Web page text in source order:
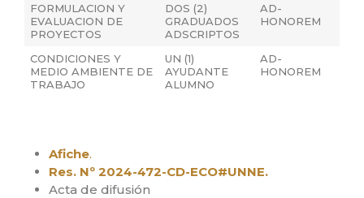
FORMULACION Y
EVALUACION DE
PROYECTOS
DOS (2)
GRADUADOS
ADSCRIPTOS
AD-
HONOREM
CONDICIONES Y
MEDIO AMBIENTE DE
TRABAJO
UN (1)
AYUDANTE
ALUMNO
AD-
HONOREM
Afiche.
Res. Nº 2024-472-CD-ECO#UNNE.
Acta de difusión